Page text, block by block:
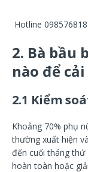
Hotline
2. Bà bầu
nào để
2.1 Kiểm
Khoảng 70% phụ
thường xuất hiện
đến cuối tháng thứ
hoàn toàn hoặc